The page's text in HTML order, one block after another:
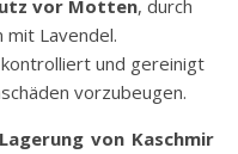
vor Motten, durch
mit Lavendel.
und gereinigt
vorzubeugen.
Lagerung von Kaschmir